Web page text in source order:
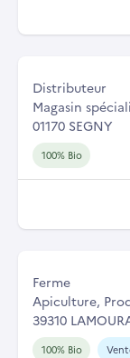
Distributeur
Magasin
01170 SEGNY
100% Bio
Ferme
Apiculture,
39310
100% Bio